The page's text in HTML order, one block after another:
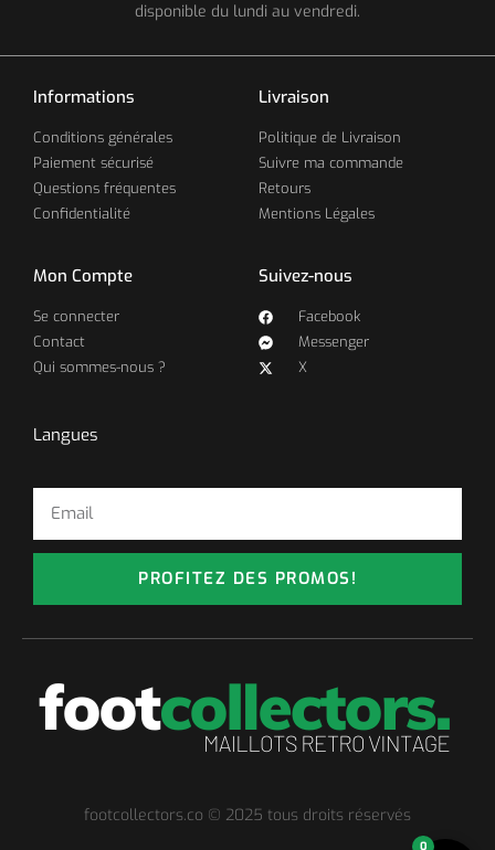
disponible du lundi au vendredi.
Informations
Conditions générales
Paiement sécurisé
Questions fréquentes
Confidentialité
Livraison
Politique de Livraison
Suivre ma commande
Retours
Mentions Légales
Mon Compte
Se connecter
Contact
Qui sommes-nous ?
Suivez-nous
Facebook
Messenger
X
Langues
PROFITEZ DES PROMOS!
footcollectors.co © 2025 tous droits réservés
0